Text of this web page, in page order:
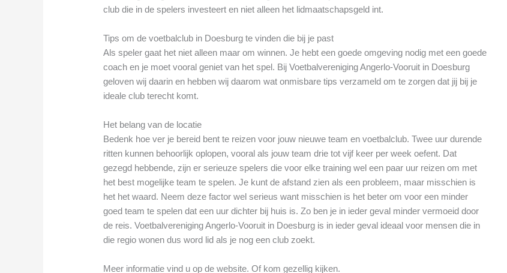
club die in de spelers investeert en niet alleen het lidmaatschapsgeld int.
Tips om de voetbalclub in Doesburg te vinden die bij je past
Als speler gaat het niet alleen maar om winnen. Je hebt een goede omgeving nodig met een goede
coach en je moet vooral geniet van het spel. Bij Voetbalvereniging Angerlo-Vooruit in Doesburg
geloven wij daarin en hebben wij daarom wat onmisbare tips verzameld om te zorgen dat jij bij je
ideale club terecht komt.
Het belang van de locatie
Bedenk hoe ver je bereid bent te reizen voor jouw nieuwe team en voetbalclub. Twee uur durende
ritten kunnen behoorlijk oplopen, vooral als jouw team drie tot vijf keer per week oefent. Dat
gezegd hebbende, zijn er serieuze spelers die voor elke training wel een paar uur reizen om met
het best mogelijke team te spelen. Je kunt de afstand zien als een probleem, maar misschien is
het het waard. Neem deze factor wel serieus want misschien is het beter om voor een minder
goed team te spelen dat een uur dichter bij huis is. Zo ben je in ieder geval minder vermoeid door
de reis. Voetbalvereniging Angerlo-Vooruit in Doesburg is in ieder geval ideaal voor mensen die in
die regio wonen dus word lid als je nog een club zoekt.
Meer informatie vind u op de website. Of kom gezellig kijken.